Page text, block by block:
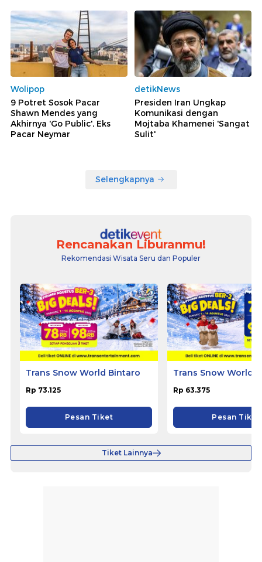
Wolipop
9 Potret Sosok Pacar
Shawn Mendes yang
Akhirnya 'Go Public', Eks
Pacar Neymar
detikNews
Presiden Iran Ungkap
Komunikasi dengan
Mojtaba Khamenei 'Sangat
Sulit'
Selengkapnya
Rencanakan Liburanmu!
Rekomendasi Wisata Seru dan Populer
Trans Snow World Bintaro
Rp 73.125
Pesan Tiket
Trans Snow World
Rp 63.375
Pesan Tiket
Tiket Lainnya